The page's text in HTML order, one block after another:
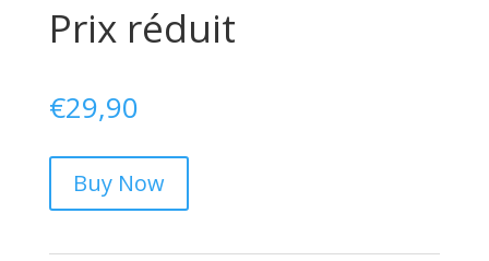
Prix réduit
€29,90
Buy Now